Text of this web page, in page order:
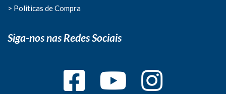
> Politicas de Compra
Siga-nos nas Redes Sociais